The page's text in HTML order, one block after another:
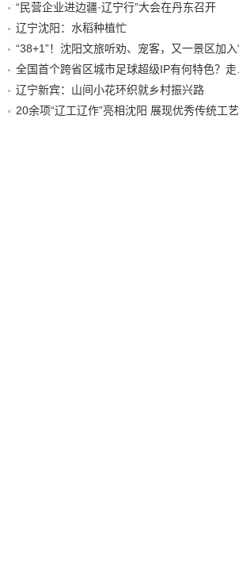
“民营企业进边疆·辽宁行”大会在丹东召开
辽宁沈阳：水稻种植忙
辽宁新宾：山间小花环织就乡村振兴路
20余项“辽工辽作”亮相沈阳 展现优秀传统工艺